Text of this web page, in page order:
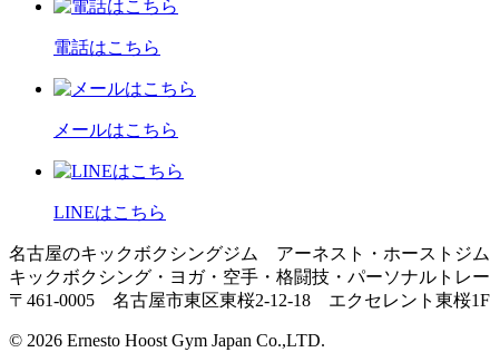
電話はこちら
メールはこちら
LINEはこちら
名古屋のキックボクシングジム アーネスト・ホーストジ
キックボクシング・ヨガ・空手・格闘技・パーソナルトレ
〒461-0005 名古屋市東区東桜2-12-18 エクセレント東桜
© 2026 Ernesto Hoost Gym Japan Co.,LTD.